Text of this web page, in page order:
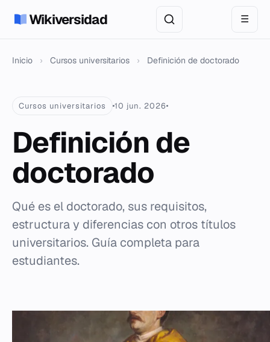
Wikiversidad ☰
Inicio › Cursos universitarios › Definición de doctorado
Cursos universitarios 10 jun. 2026
Definición de
doctorado
Qué es el doctorado, sus requisitos,
estructura y diferencias con otros títulos
universitarios. Guía completa para
estudiantes.